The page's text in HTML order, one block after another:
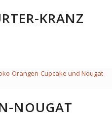
KRANZ
NOUGAT